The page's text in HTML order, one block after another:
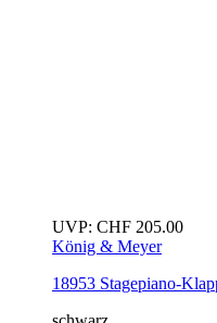
UVP: CHF 205.00
König & Meyer
18953 Stagepiano-